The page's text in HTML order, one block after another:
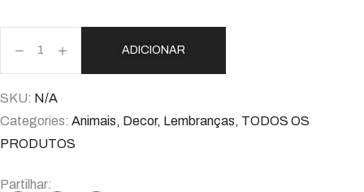
ADICIONAR
SKU: N/A
Categories: Animais, Decor, Lembranças, TODOS OS
PRODUTOS
Partilhar: